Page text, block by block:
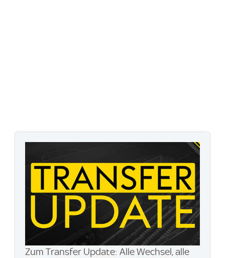
Zum Transfer Update: Alle Wechsel, alle